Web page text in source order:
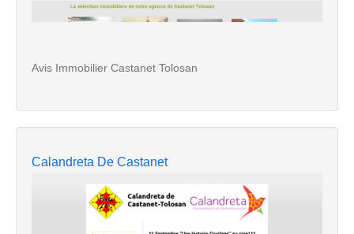
Avis Immobilier Castanet Tolosan
Calandreta De Castanet